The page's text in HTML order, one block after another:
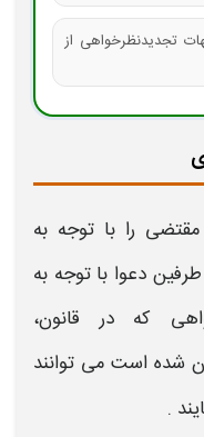
ای) جهات تجدیدنظرخواهی از
را با توجه به
دعوا با توجه به
که در قانون،
شده است می توانند
.